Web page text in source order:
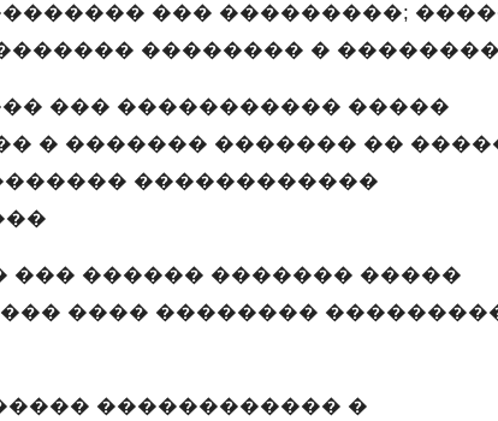
��� ���������;
�������� �
��� ����������� �����
� ������� ������� ��
������������
��� ������ ������� �����
���� ��������
������������ �